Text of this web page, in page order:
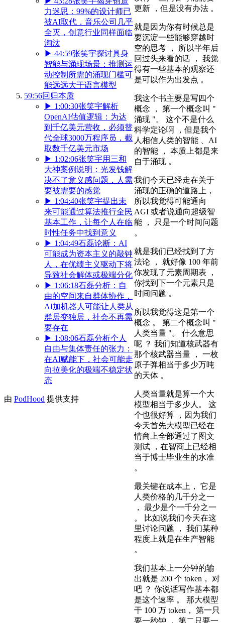
力迷思：99%的设计师已
被AI取代，音乐公司几乎
全灭，创意行业同样面临
淘汰
▶ 44:59张笑宇探讨具身
智能与涌现场景：推测运
动控制所需的涌现门槛可
能远远大于语言模型
59:56回归本质
▶ 1:00:30张笑宇解析
OpenAI估值逻辑：为达
到千亿美元营收，必须替
代全球3000万程序员，截
取数千亿美元市场
▶ 1:02:06张笑宇用三和
大神案例说明：光发钱解
决不了意义感问题，人需
要被需要的感觉
▶ 1:04:40张笑宇提出未
来可能通过算法推行全民
基本工作，让每个人在临
时性任务中找到意义
▶ 1:04:49石磊论断：AI
可能成为资本主义的敲钟
人，在优绩主义驱动下将
导致社会解体或极端分化
▶ 1:06:18石磊分析：自
由的空间来自群体协作，
AI加机器人可能让人类从
群居变独居，社会不再需
要存在
▶ 1:08:06石磊分析个人
自由与集体责任的张力：
在AI赋能下，社会可能走
向拉美化的极端不稳定状
态
由 PodHood 提供支持
更新 ，但是没有办法 。
就是因为你有时候总是
要沉淀一些能够穿越时
空的思考 ， 所以半年后
回过头来看的话 ， 我觉
得有一些基本的观察还
是可以作为出发点 。
我这个书主要是写四个
概念 ， 第一个概念叫 "
涌现 "。 这个不是什么
科学定论啊 ，但是我个
人相信人类的智能 、AI
的智能 ， 本质上都是来
自于涌现 。
我们今天已经走在关于
涌现的正确的道路上，
所以我觉得可能通向
AGI 或者说通向超级智
能 ， 只是一个时间问题
。
就是我们已经找到了方
法论 ， 就好像 100 年前
你发现了元素周期表 ，
你找到下一个元素只是
时间问题 。
所以我觉得这是第一个
概念 。 第二个概念叫 "
人类当量 "。 什么意思
呢 ？ 我们知道核武器有
那个核武器当量 ， 一枚
原子弹相当于多少万吨
的天体 。
人类当量就是算一个大
模型相当于多少人。 这
个也很好算 ，因为我们
今天首先大模型已经在
情商上全部通过了图文
测试 ，在智商上已经相
当于博士毕业生的水准
。
最关键在成本上， 它是
人类价格的几千分之一
， 最少是个一千分之一
。 比如说我们今天在这
里讨论问题 ， 我们某种
程度上就是在生产智能
。
我们基本上一分钟的输
出就是 200 个 token， 对
吧 ？ 你说话写作基本都
是这个速率 。 那大模型
干 100 万 token， 第一只
要一秒钟 ， 第二只要一